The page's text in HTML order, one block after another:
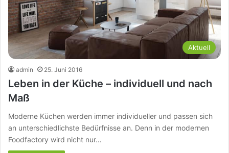
Aktuell
admin 25. Juni 2016
Leben in der Küche – individuell und nach
Maß
Moderne Küchen werden immer individueller und passen sich
an unterschiedlichste Bedürfnisse an. Denn in der modernen
Foodfactory wird nicht nur…